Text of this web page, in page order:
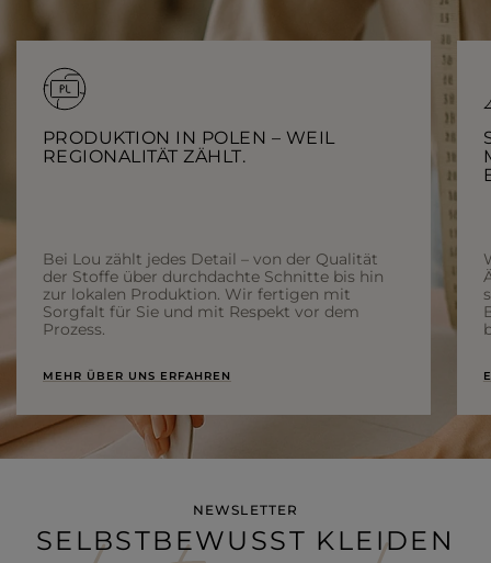
PRODUKTION IN POLEN – WEIL
REGIONALITÄT ZÄHLT.
Bei Lou zählt jedes Detail – von der Qualität
der Stoffe über durchdachte Schnitte bis hin
zur lokalen Produktion. Wir fertigen mit
Sorgfalt für Sie und mit Respekt vor dem
Prozess.
MEHR ÜBER UNS ERFAHREN
NEWSLETTER
SELBSTBEWUSST KLEIDEN